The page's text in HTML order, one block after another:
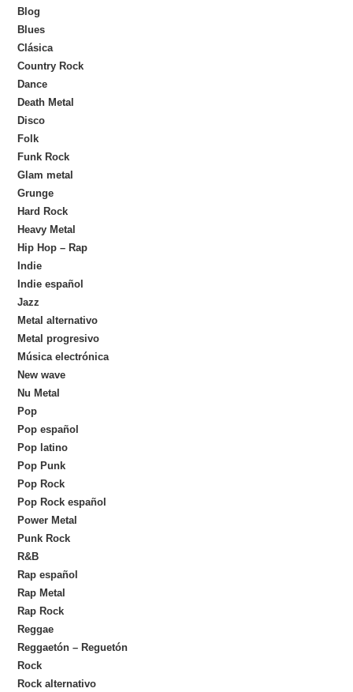
Blog
Blues
Clásica
Country Rock
Dance
Death Metal
Disco
Folk
Funk Rock
Glam metal
Grunge
Hard Rock
Heavy Metal
Hip Hop – Rap
Indie
Indie español
Jazz
Metal alternativo
Metal progresivo
Música electrónica
New wave
Nu Metal
Pop
Pop español
Pop latino
Pop Punk
Pop Rock
Pop Rock español
Power Metal
Punk Rock
R&B
Rap español
Rap Metal
Rap Rock
Reggae
Reggaetón – Reguetón
Rock
Rock alternativo